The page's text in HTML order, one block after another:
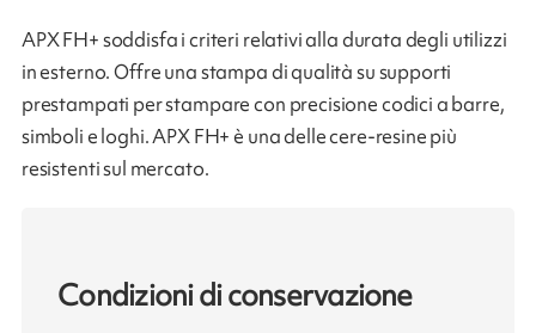
APX FH+ soddisfa i criteri relativi alla durata degli utilizzi
in esterno. Offre una stampa di qualità su supporti
prestampati per stampare con precisione codici a barre,
simboli e loghi. APX FH+ è una delle cere-resine più
resistenti sul mercato.
Condizioni di conservazione